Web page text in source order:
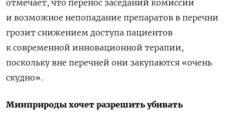
отмечает, что перенос заседаний комиссии
и возможное непопадание препаратов в перечни
грозит снижением доступа пациентов
к современной инновационной терапии,
поскольку вне перечней они закупаются «очень
скудно».
Минприроды хочет разрешить убивать